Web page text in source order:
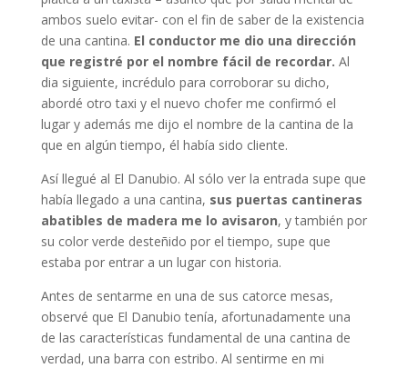
ambos suelo evitar- con el fin de saber de la existencia
de una cantina. El conductor me dio una dirección
que registré por el nombre fácil de recordar. Al
dia siguiente, incrédulo para corroborar su dicho,
abordé otro taxi y el nuevo chofer me confirmó el
lugar y además me dijo el nombre de la cantina de la
que en algún tiempo, él había sido cliente.
Así llegué al El Danubio. Al sólo ver la entrada supe que
había llegado a una cantina, sus puertas cantineras
abatibles de madera me lo avisaron, y también por
su color verde desteñido por el tiempo, supe que
estaba por entrar a un lugar con historia.
Antes de sentarme en una de sus catorce mesas,
observé que El Danubio tenía, afortunadamente una
de las características fundamental de una cantina de
verdad, una barra con estribo. Al sentirme en mi